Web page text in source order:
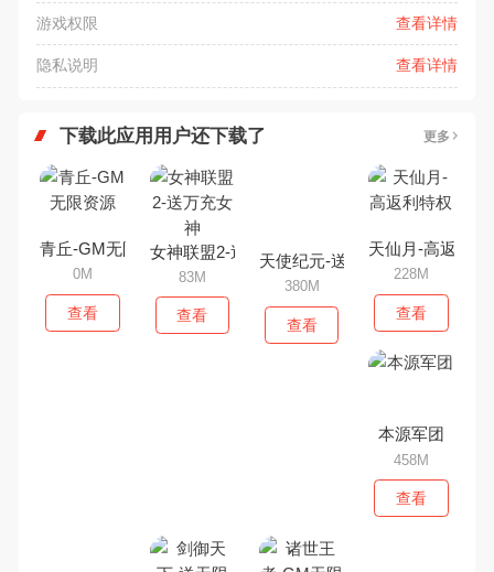
游戏权限 查看详情
隐私说明 查看详情
下载此应用用户还下载了 更多
青丘-GM无限资源
0M
查看
女神联盟2-送万充女神
83M
查看
天使纪元-送无限充值
380M
查看
天仙月-高返利特
228M
查看
本源军团
458M
查看